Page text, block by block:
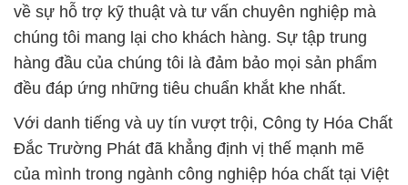
về sự hỗ trợ kỹ thuật và tư vấn chuyên nghiệp mà
chúng tôi mang lại cho khách hàng. Sự tập trung
hàng đầu của chúng tôi là đảm bảo mọi sản phẩm
đều đáp ứng những tiêu chuẩn khắt khe nhất.
Với danh tiếng và uy tín vượt trội, Công ty Hóa Chất
Đắc Trường Phát đã khẳng định vị thế mạnh mẽ
của mình trong ngành công nghiệp hóa chất tại Việt